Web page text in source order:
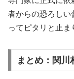
者からの恐ろしい
ってピタリと止ま
まとめ：関川